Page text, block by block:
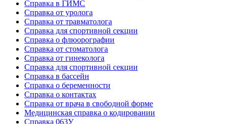
Справка в ГИМС
Cправка от уролога
Справка от травматолога
Справка для спортивной секции
Справка о флюорографии
Справка от стоматолога
Справка от гинеколога
Справка для спортивной секции
Справка в бассейн
Справка о беременности
Справка о контактах
Справка от врача в свободной форме
Медицинская справка о кодировании
Справка 063У